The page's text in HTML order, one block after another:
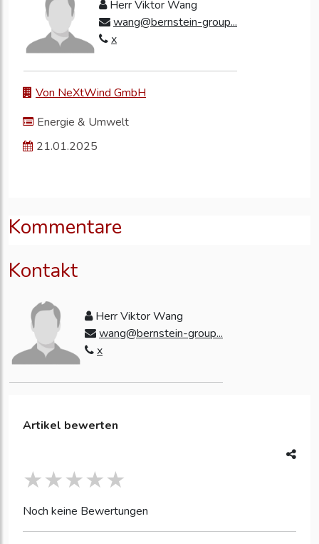
Herr Viktor Wang
wang@bernstein-group...
x
Von NeXtWind GmbH
Energie & Umwelt
21.01.2025
Kommentare
Kontakt
Herr Viktor Wang
wang@bernstein-group...
x
Artikel bewerten
Noch keine Bewertungen